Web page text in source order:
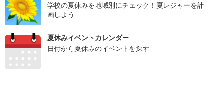
学校の夏休みを地域別にチェック！夏レジャーを計
画しよう
夏休みイベントカレンダー
日付から夏休みのイベントを探す